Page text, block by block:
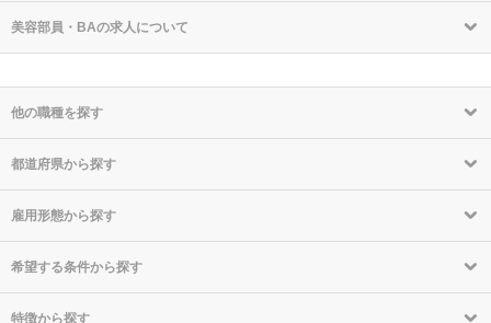
美容部員・BAの求人について
他の職種を探す
都道府県から探す
雇用形態から探す
希望する条件から探す
特徴から探す